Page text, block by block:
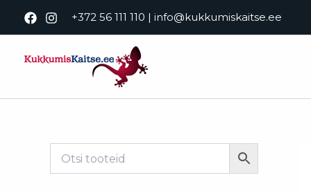
+372 56 111 110 | info@kukkumiskaitse.ee